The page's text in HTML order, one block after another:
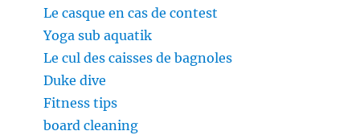
Le casque en cas de contest
Yoga sub aquatik
Le cul des caisses de bagnoles
Duke dive
Fitness tips
board cleaning